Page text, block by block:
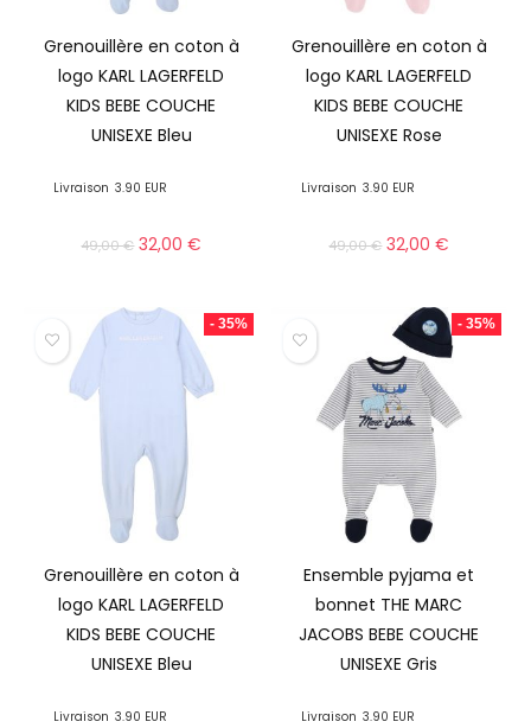
Grenouillère en coton à
logo KARL LAGERFELD
KIDS BEBE COUCHE
UNISEXE Bleu
Livraison 3.90 EUR
49,00€ 32,00€
Grenouillère en coton à
logo KARL LAGERFELD
KIDS BEBE COUCHE
UNISEXE Rose
Livraison 3.90 EUR
49,00€ 32,00€
- 35%
Grenouillère en coton à
logo KARL LAGERFELD
KIDS BEBE COUCHE
UNISEXE Bleu
Livraison 3.90 EUR
- 35%
Ensemble pyjama et
bonnet THE MARC
JACOBS BEBE COUCHE
UNISEXE Gris
Livraison 3.90 EUR